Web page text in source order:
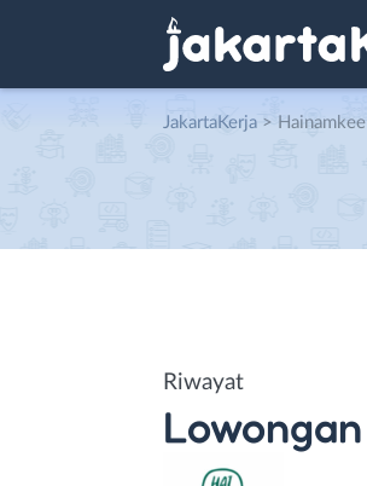
JakartaKerja > Hainamkee
Riwayat
Lowongan